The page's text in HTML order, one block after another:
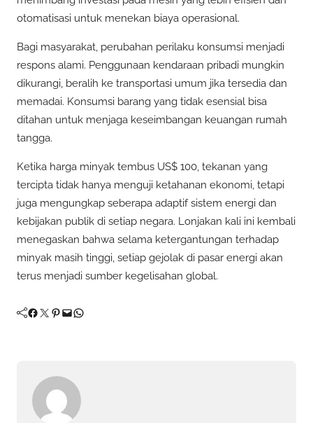
otomatisasi untuk menekan biaya operasional.
Bagi masyarakat, perubahan perilaku konsumsi menjadi
respons alami. Penggunaan kendaraan pribadi mungkin
dikurangi, beralih ke transportasi umum jika tersedia dan
memadai. Konsumsi barang yang tidak esensial bisa
ditahan untuk menjaga keseimbangan keuangan rumah
tangga.
Ketika harga minyak tembus US$ 100, tekanan yang
tercipta tidak hanya menguji ketahanan ekonomi, tetapi
juga mengungkap seberapa adaptif sistem energi dan
kebijakan publik di setiap negara. Lonjakan kali ini kembali
menegaskan bahwa selama ketergantungan terhadap
minyak masih tinggi, setiap gejolak di pasar energi akan
terus menjadi sumber kegelisahan global.
Facebook Twitter Pinterest Mail WhatsApp